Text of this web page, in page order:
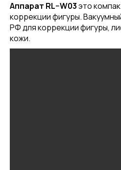
Аппарат RL–W03это
коррекции фигуры.
РФ для коррекции фигуры,
кожи.